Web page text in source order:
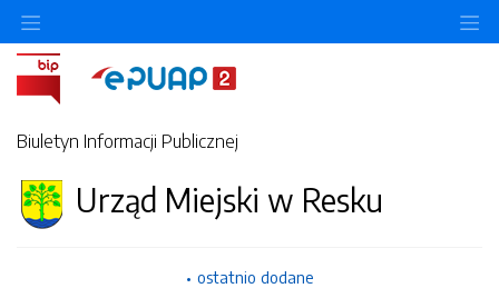
Biuletyn Informacji Publicznej
Urząd Miejski w Resku
ostatnio dodane